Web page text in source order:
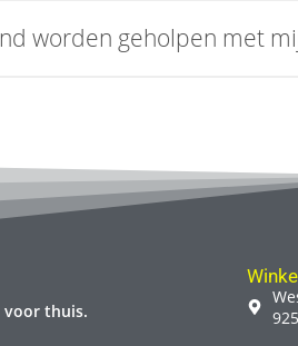
worden geholpen met
voor thuis.